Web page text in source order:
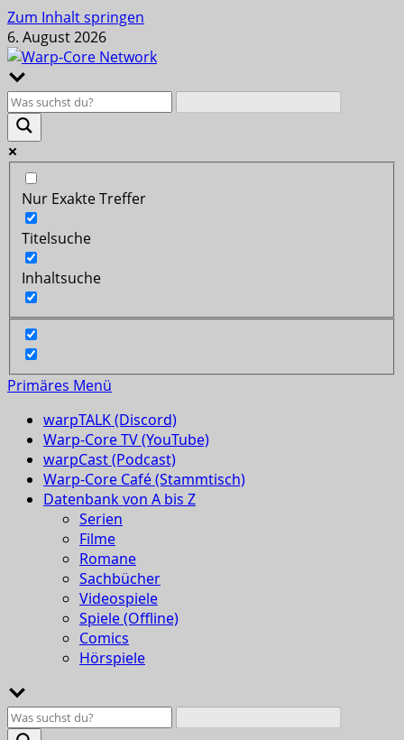
Zum Inhalt springen
6. August 2026
Nur Exakte Treffer
Titelsuche
Inhaltsuche
Primäres Menü
warpTALK (Discord)
Warp-Core TV (YouTube)
warpCast (Podcast)
Warp-Core Café (Stammtisch)
Datenbank von A bis Z
Serien
Filme
Romane
Sachbücher
Videospiele
Spiele (Offline)
Comics
Hörspiele